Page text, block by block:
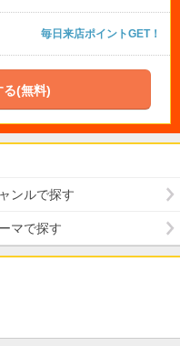
毎日来店ポイントGET！
る(無料)
ンルで探す
マで探す